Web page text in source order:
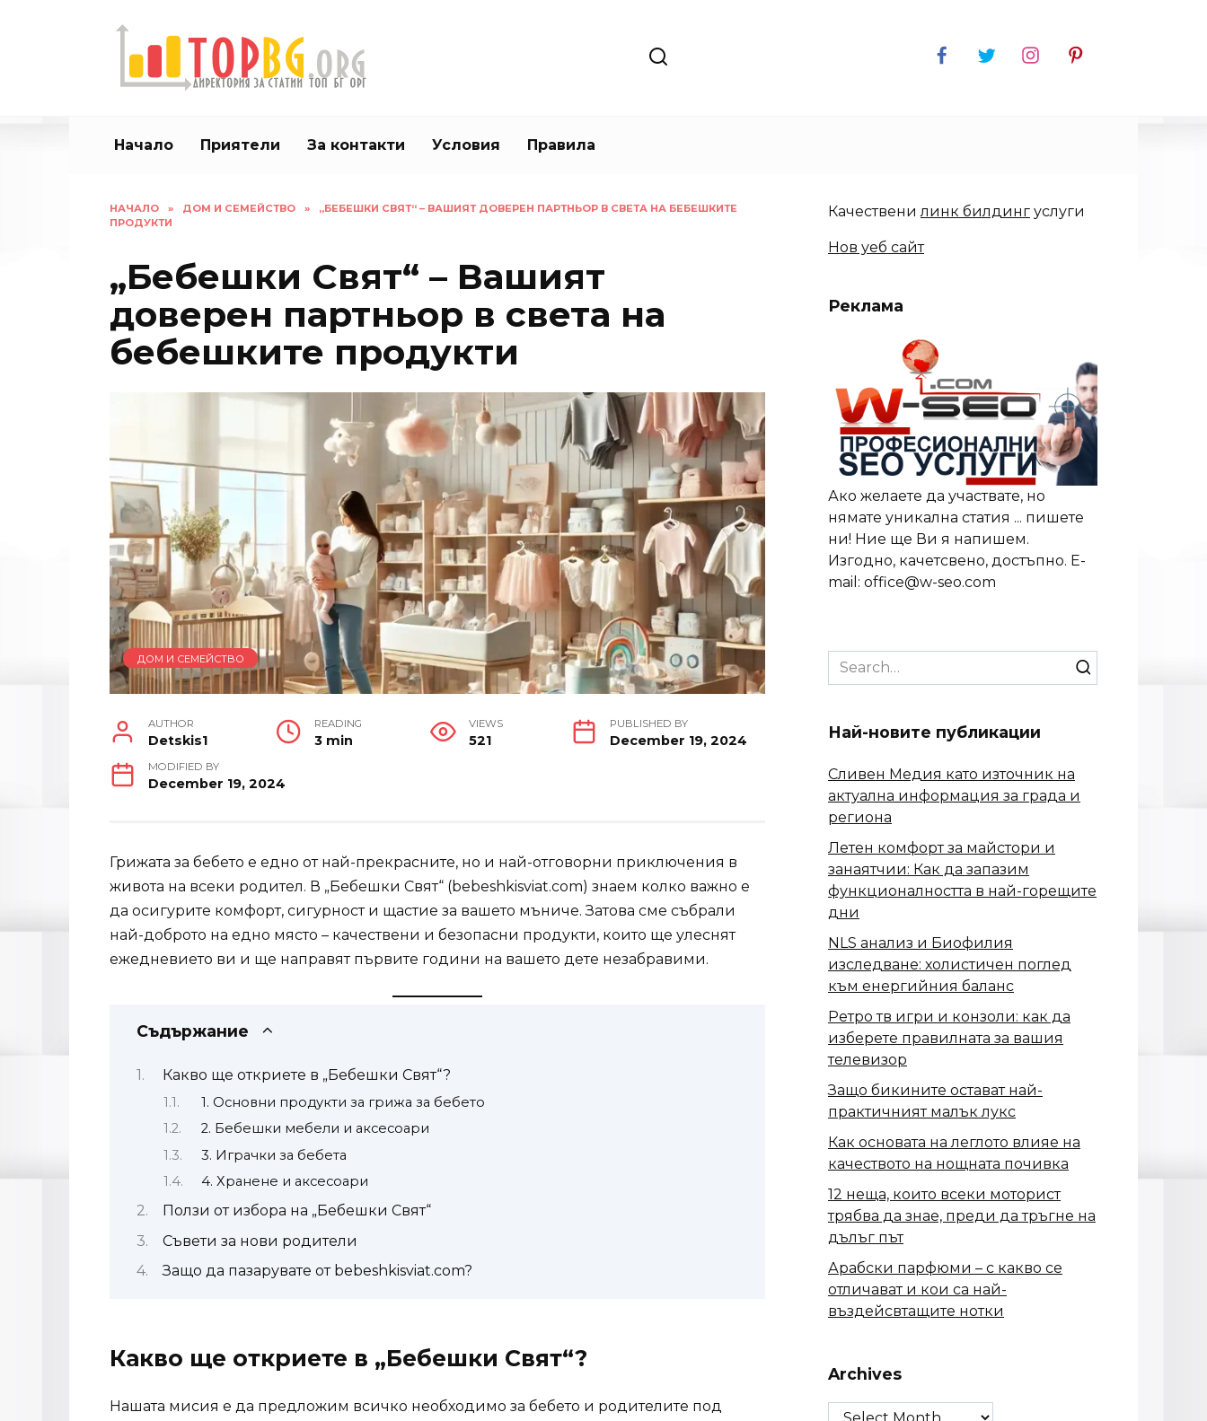
Начало Приятели За контакти Условия Правила
НАЧАЛО » ДОМ И СЕМЕЙСТВО »
„БЕБЕШКИ СВЯТ“ – ВАШИЯТ ДОВЕРЕН ПАРТНЬОР В СВЕТА НА БЕБЕШКИТЕ
ПРОДУКТИ
„Бебешки Свят“ – Вашият
доверен партньор в света на
бебешките продукти
ДОМ И СЕМЕЙСТВО
AUTHOR
Detskis1
READING
3 min
VIEWS
521
PUBLISHED BY
December 19, 2024
MODIFIED BY
December 19, 2024
Грижата за бебето е едно от най-прекрасните, но и най-отговорни приключения в
живота на всеки родител. В „Бебешки Свят“ (bebeshkisviat.com) знаем колко важно е
да осигурите комфорт, сигурност и щастие за вашето мъниче. Затова сме събрали
най-доброто на едно място – качествени и безопасни продукти, които ще улеснят
ежедневието ви и ще направят първите години на вашето дете незабравими.
Съдържание
Какво ще откриете в „Бебешки Свят“?
1. Основни продукти за грижа за бебето
2. Бебешки мебели и аксесоари
3. Играчки за бебета
4. Хранене и аксесоари
Ползи от избора на „Бебешки Свят“
Съвети за нови родители
Защо да пазарувате от bebeshkisviat.com?
Какво ще откриете в „Бебешки Свят“?
Нашата мисия е да предложим всичко необходимо за бебето и родителите под
Качественилинк билдинг услуги
Нов уеб сайт
Реклама
Ако желаете да участвате, но
нямате уникална статия ... пишете
ни! Ние ще Ви я напишем.
Изгодно, качетсвено, достъпно. E-
mail: office@w-seo.com
Search
for:
Най-новите публикации
Сливен Медия като източник на
актуална информация за града и
региона
Летен комфорт за майстори и
занаятчии: Как да запазим
функционалността в най-горещите
дни
NLS анализ и Биофилия
изследване: холистичен поглед
към енергийния баланс
Ретро тв игри и конзоли: как да
изберете правилната за вашия
телевизор
Защо бикините остават най-
практичният малък лукс
Как основата на леглото влияе на
качеството на нощната почивка
12 неща, които всеки моторист
трябва да знае, преди да тръгне на
дълъг път
Арабски парфюми – с какво се
отличават и кои са най-
въздейсвтащите нотки
Archives
Archives